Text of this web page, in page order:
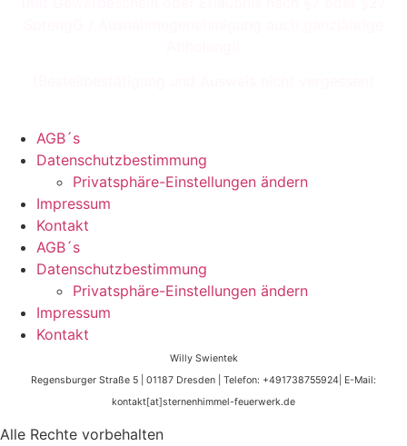
AGB´s
Datenschutzbestimmung
Privatsphäre-Einstellungen ändern
Impressum
Kontakt
AGB´s
Datenschutzbestimmung
Privatsphäre-Einstellungen ändern
Impressum
Kontakt
Willy Swientek
Regensburger Straße 5 | 01187 Dresden | Telefon: +491738755924| E-Mail:
kontakt[at]sternenhimmel-feuerwerk.de
Alle Rechte vorbehalten